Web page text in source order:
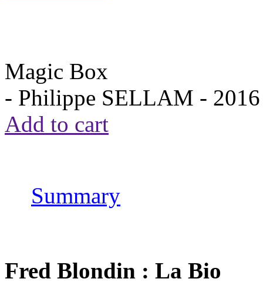
Magic Box
- Philippe SELLAM - 2016
Add to cart
Summary
Fred Blondin : La Bio